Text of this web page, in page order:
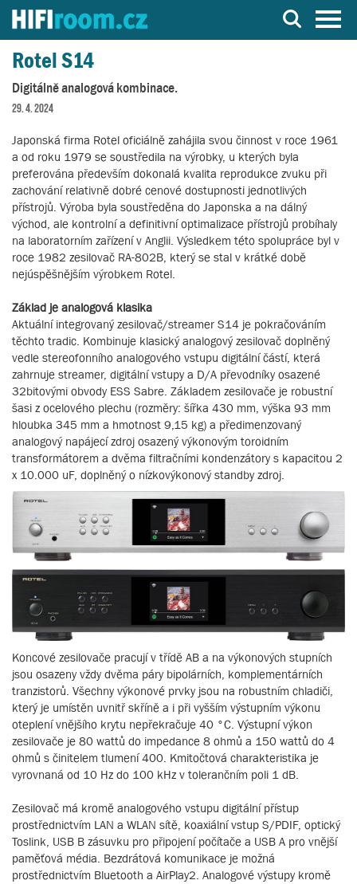
Server o Hi-Fi a AV technice
Rotel S14
Digitálně analogová kombinace.
29. 4. 2024
Japonská firma Rotel oficiálně zahájila svou činnost v roce 1961
a od roku 1979 se soustředila na výrobky, u kterých byla
preferována především dokonalá kvalita reprodukce zvuku při
zachování relativně dobré cenové dostupnosti jednotlivých
přístrojů. Výroba byla soustředěna do Japonska a na dálný
východ, ale kontrolní a definitivní optimalizace přístrojů probíhaly
na laboratorním zařízení v Anglii. Výsledkem této spolupráce byl v
roce 1982 zesilovač RA-802B, který se stal v krátké době
nejúspěšnějším výrobkem Rotel.
Základ je analogová klasika
Aktuální integrovaný zesilovač/streamer S14 je pokračováním
těchto tradic. Kombinuje klasický analogový zesilovač doplněný
vedle stereofonního analogového vstupu digitální částí, která
zahrnuje streamer, digitální vstupy a D/A převodníky osazené
32bitovými obvody ESS Sabre. Základem zesilovače je robustní
šasi z ocelového plechu (rozměry: šířka 430 mm, výška 93 mm
hloubka 345 mm a hmotnost 9,15 kg) a předimenzovaný
analogový napájecí zdroj osazený výkonovým toroidním
transformátorem a dvěma filtračními kondenzátory s kapacitou 2
x 10.000 uF, doplněný o nízkovýkonový standby zdroj.
Koncové zesilovače pracují v třídě AB a na výkonových stupních
jsou osazeny vždy dvěma páry bipolárních, komplementárních
tranzistorů. Všechny výkonové prvky jsou na robustním chladiči,
který je umístěn uvnitř skříně a i při vyšším výstupním výkonu
oteplení vnějšího krytu nepřekračuje 40 °C. Výstupní výkon
zesilovače je 80 wattů do impedance 8 ohmů a 150 wattů do 4
ohmů s činitelem tlumení 400. Kmitočtová charakteristika je
vyrovnaná od 10 Hz do 100 kHz v tolerančním poli 1 dB.
Zesilovač má kromě analogového vstupu digitální přístup
prostřednictvím LAN a WLAN sítě, koaxiální vstup S/PDIF, optický
Toslink, USB B zásuvku pro připojení počítače a USB A pro vnější
paměťová média. Bezdrátová komunikace je možná
prostřednictvím Bluetooth a AirPlay2. Analogové výstupy kromě